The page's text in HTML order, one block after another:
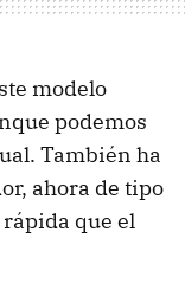
modelo
podemos
También ha
ahora de tipo
rápida que el